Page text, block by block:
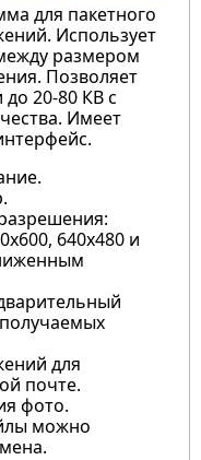
для пакетного
Использует
размером
Позволяет
20-80 КВ с
Имеет
640x480 и
для
почте.
фото.
можно